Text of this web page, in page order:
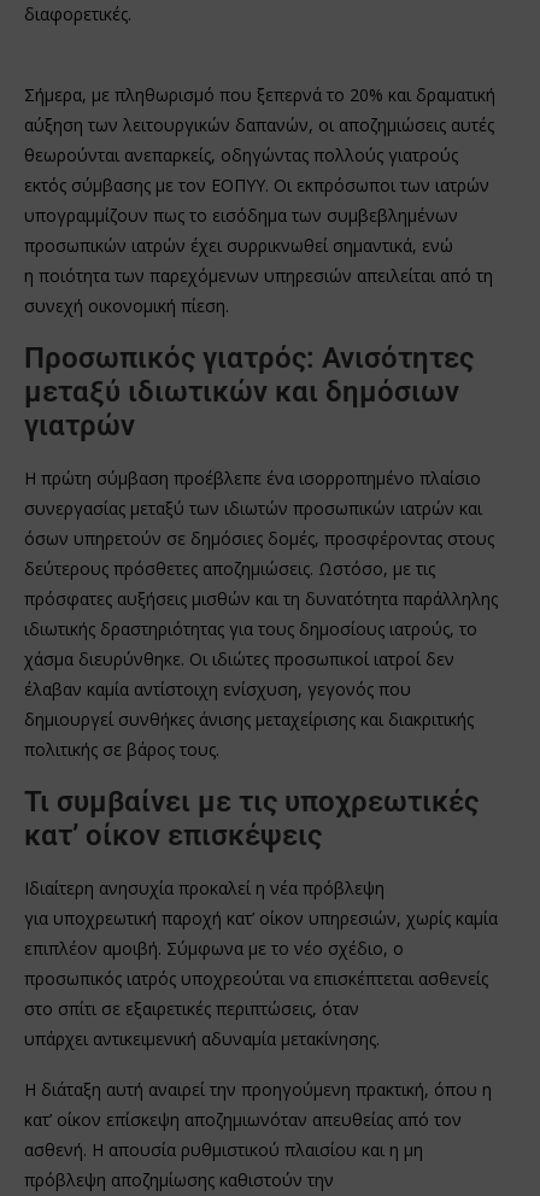
διαφορετικές.
Σήμερα, με πληθωρισμό που ξεπερνά το 20% και δραματική
αύξηση των λειτουργικών δαπανών, οι αποζημιώσεις αυτές
θεωρούνται ανεπαρκείς, οδηγώντας πολλούς γιατρούς
εκτός σύμβασης με τον ΕΟΠΥΥ. Οι εκπρόσωποι των ιατρών
υπογραμμίζουν πως το εισόδημα των συμβεβλημένων
προσωπικών ιατρών έχει συρρικνωθεί σημαντικά, ενώ
η ποιότητα των παρεχόμενων υπηρεσιών απειλείται από τη
συνεχή οικονομική πίεση.
Προσωπικός γιατρός: Ανισότητες
μεταξύ ιδιωτικών και δημόσιων
γιατρών
Η πρώτη σύμβαση προέβλεπε ένα ισορροπημένο πλαίσιο
συνεργασίας μεταξύ των ιδιωτών προσωπικών ιατρών και
όσων υπηρετούν σε δημόσιες δομές, προσφέροντας στους
δεύτερους πρόσθετες αποζημιώσεις. Ωστόσο, με τις
πρόσφατες αυξήσεις μισθών και τη δυνατότητα παράλληλης
ιδιωτικής δραστηριότητας για τους δημοσίους ιατρούς, το
χάσμα διευρύνθηκε. Οι ιδιώτες προσωπικοί ιατροί δεν
έλαβαν καμία αντίστοιχη ενίσχυση, γεγονός που
δημιουργεί συνθήκες άνισης μεταχείρισης και διακριτικής
πολιτικής σε βάρος τους.
Τι συμβαίνει με τις υποχρεωτικές
κατ’ οίκον επισκέψεις
Ιδιαίτερη ανησυχία προκαλεί η νέα πρόβλεψη
για υποχρεωτική παροχή κατ’ οίκον υπηρεσιών, χωρίς καμία
επιπλέον αμοιβή. Σύμφωνα με το νέο σχέδιο, ο
προσωπικός ιατρός υποχρεούται να επισκέπτεται ασθενείς
στο σπίτι σε εξαιρετικές περιπτώσεις, όταν
υπάρχει αντικειμενική αδυναμία μετακίνησης.
Η διάταξη αυτή αναιρεί την προηγούμενη πρακτική, όπου η
κατ’ οίκον επίσκεψη αποζημιωνόταν απευθείας από τον
ασθενή. Η απουσία ρυθμιστικού πλαισίου και η μη
πρόβλεψη αποζημίωσης καθιστούν την